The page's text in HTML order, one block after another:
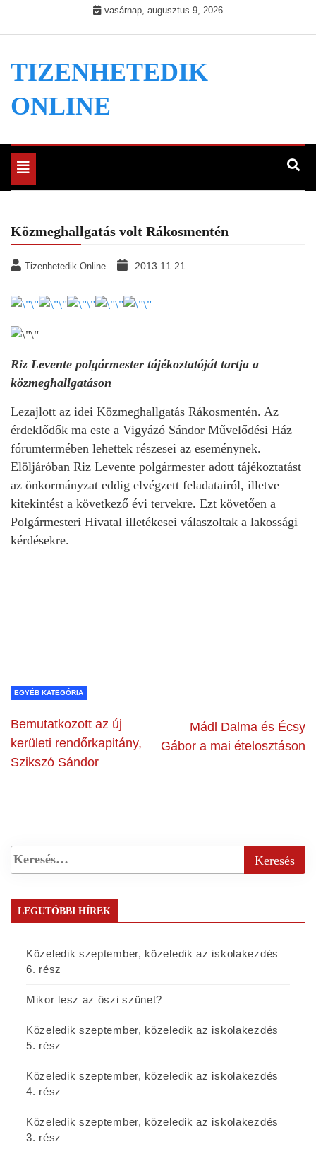
vasárnap, augusztus 9, 2026
TIZENHETEDIK
ONLINE
Toggle
navigation
Közmeghallgatás volt Rákosmentén
Tizenhetedik Online 2013.11.21.
Riz Levente polgármester tájékoztatóját tartja a
közmeghallgatáson
Lezajlott az idei Közmeghallgatás Rákosmentén. Az
érdeklődők ma este a Vigyázó Sándor Művelődési Ház
fórumtermében lehettek részesei az eseménynek.
Elöljáróban Riz Levente polgármester adott tájékoztatást
az önkormányzat eddig elvégzett feladatairól, illetve
kitekintést a következő évi tervekre. Ezt követően a
Polgármesteri Hivatal illetékesei válaszoltak a lakossági
kérdésekre.
EGYÉB KATEGÓRIA
Bemutatkozott az új
kerületi rendőrkapitány,
Szikszó Sándor
Mádl Dalma és Écsy
Gábor a mai ételosztáson
LEGUTÓBBI HÍREK
Közeledik szeptember, közeledik az iskolakezdés
6. rész
Mikor lesz az őszi szünet?
Közeledik szeptember, közeledik az iskolakezdés
5. rész
Közeledik szeptember, közeledik az iskolakezdés
4. rész
Közeledik szeptember, közeledik az iskolakezdés
3. rész